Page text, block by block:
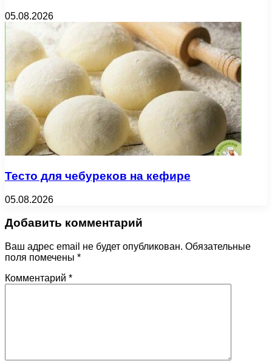
05.08.2026
Тесто для чебуреков на кефире
05.08.2026
Добавить комментарий
Ваш адрес email не будет опубликован. Обязательные
поля помечены *
Комментарий *